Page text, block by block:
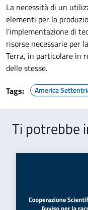
La necessità di un
elementi per la
l’implementazione di
risorse necessarie per
Terra, in particolare in
delle stesse.
Tags:
America
Ti potrebbe